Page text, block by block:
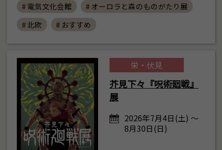
# 電気文化会館
# オーロラと森のものがたり展
# 北欧
# おすすめ
栄・伏見
芥見下々『呪術廻戦』
展
2026年7月4日(土) ～
8月30日(日)